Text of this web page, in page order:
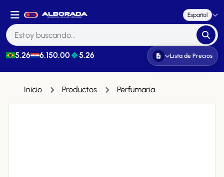
Español
5.26 6,150.00 5.26 Lista de Precios
Inicio Productos Perfumaria